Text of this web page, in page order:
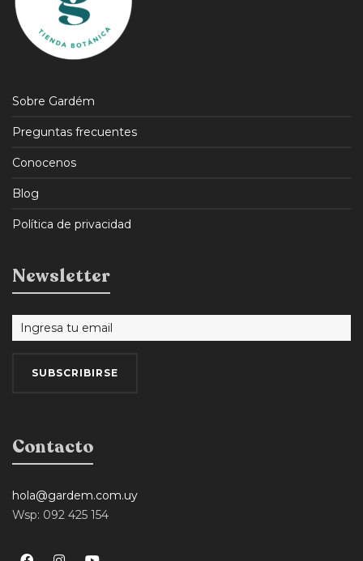
Sobre Gardém
Preguntas frecuentes
Conocenos
Blog
Política de privacidad
Newsletter
Contacto
hola@gardem.com.uy
Wsp: 092 425 154